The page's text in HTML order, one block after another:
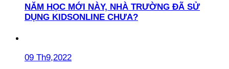
NĂM HỌC MỚI NÀY, NHÀ TRƯỜNG ĐÃ SỬ
DỤNG KIDSONLINE CHƯA?
09 Th9,2022